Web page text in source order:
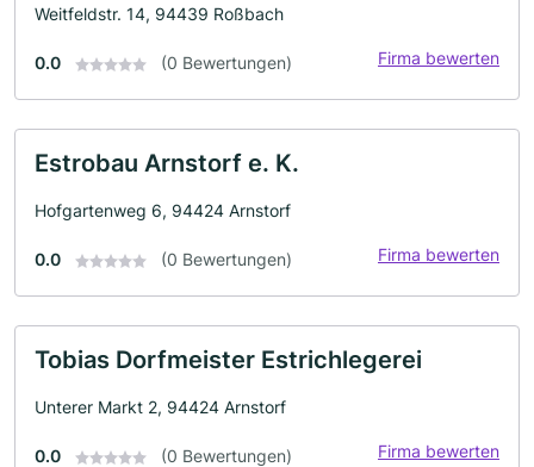
Weitfeldstr. 14, 94439 Roßbach
0.0 (0 Bewertungen) Firma bewerten
Estrobau Arnstorf e. K.
Hofgartenweg 6, 94424 Arnstorf
0.0 (0 Bewertungen) Firma bewerten
Tobias Dorfmeister Estrichlegerei
Unterer Markt 2, 94424 Arnstorf
0.0 (0 Bewertungen) Firma bewerten